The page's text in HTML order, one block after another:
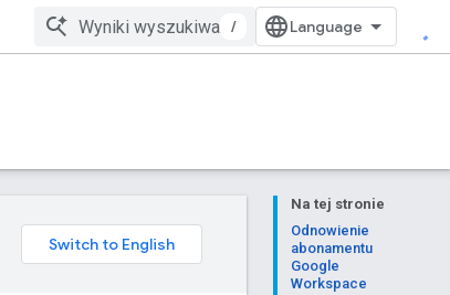
/
Na tej stronie
Odnowienie
abonamentu
Google
Workspace